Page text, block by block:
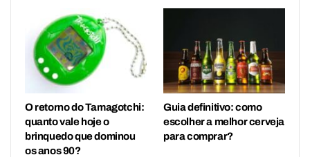
O retorno do Tamagotchi:
quanto vale hoje o
brinquedo que dominou
os anos 90?
Guia definitivo: como
escolher a melhor cerveja
para comprar?